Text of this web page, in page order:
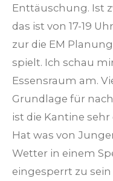
Enttäuschung. Ist
das ist von 17-19
zur die EM
spielt. Ich schau
Essensraum am.
Grundlage für
ist die Kantine
Hat was von
Wetter in einem
eingesperrt zu